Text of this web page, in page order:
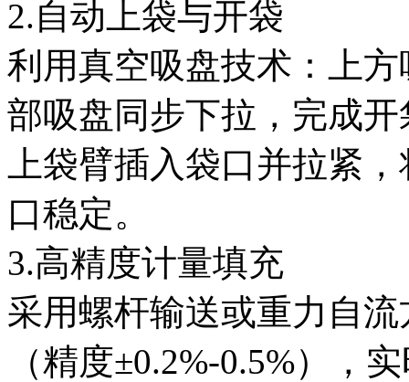
2.自动上袋与开袋
利用真空吸盘技术：上
部吸盘同步下拉，完成
上袋臂插入袋口并拉紧
口稳定。
3.高精度计量填充
采用螺杆输送或重力自
（精度±0.2%-0.5%），